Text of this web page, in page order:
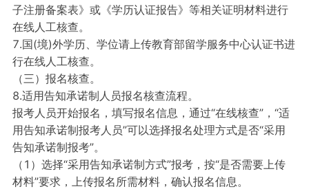
子注册备案表》或《学历认证报告》等相关证明材料进行
在线人工核查。
7.国(境)外学历、学位请上传教育部留学服务中心认证书进
行在线人工核查。
（三）报名核查。
8.适用告知承诺制人员报名核查流程。
报考人员开始报名，填写报名信息，通过“在线核查”，“适
用告知承诺制报考人员”可以选择报名处理方式是否“采用
告知承诺制报考”。
（1）选择“采用告知承诺制方式”报考，按“是否需要上传
材料”要求，上传报名所需材料，确认报名信息。